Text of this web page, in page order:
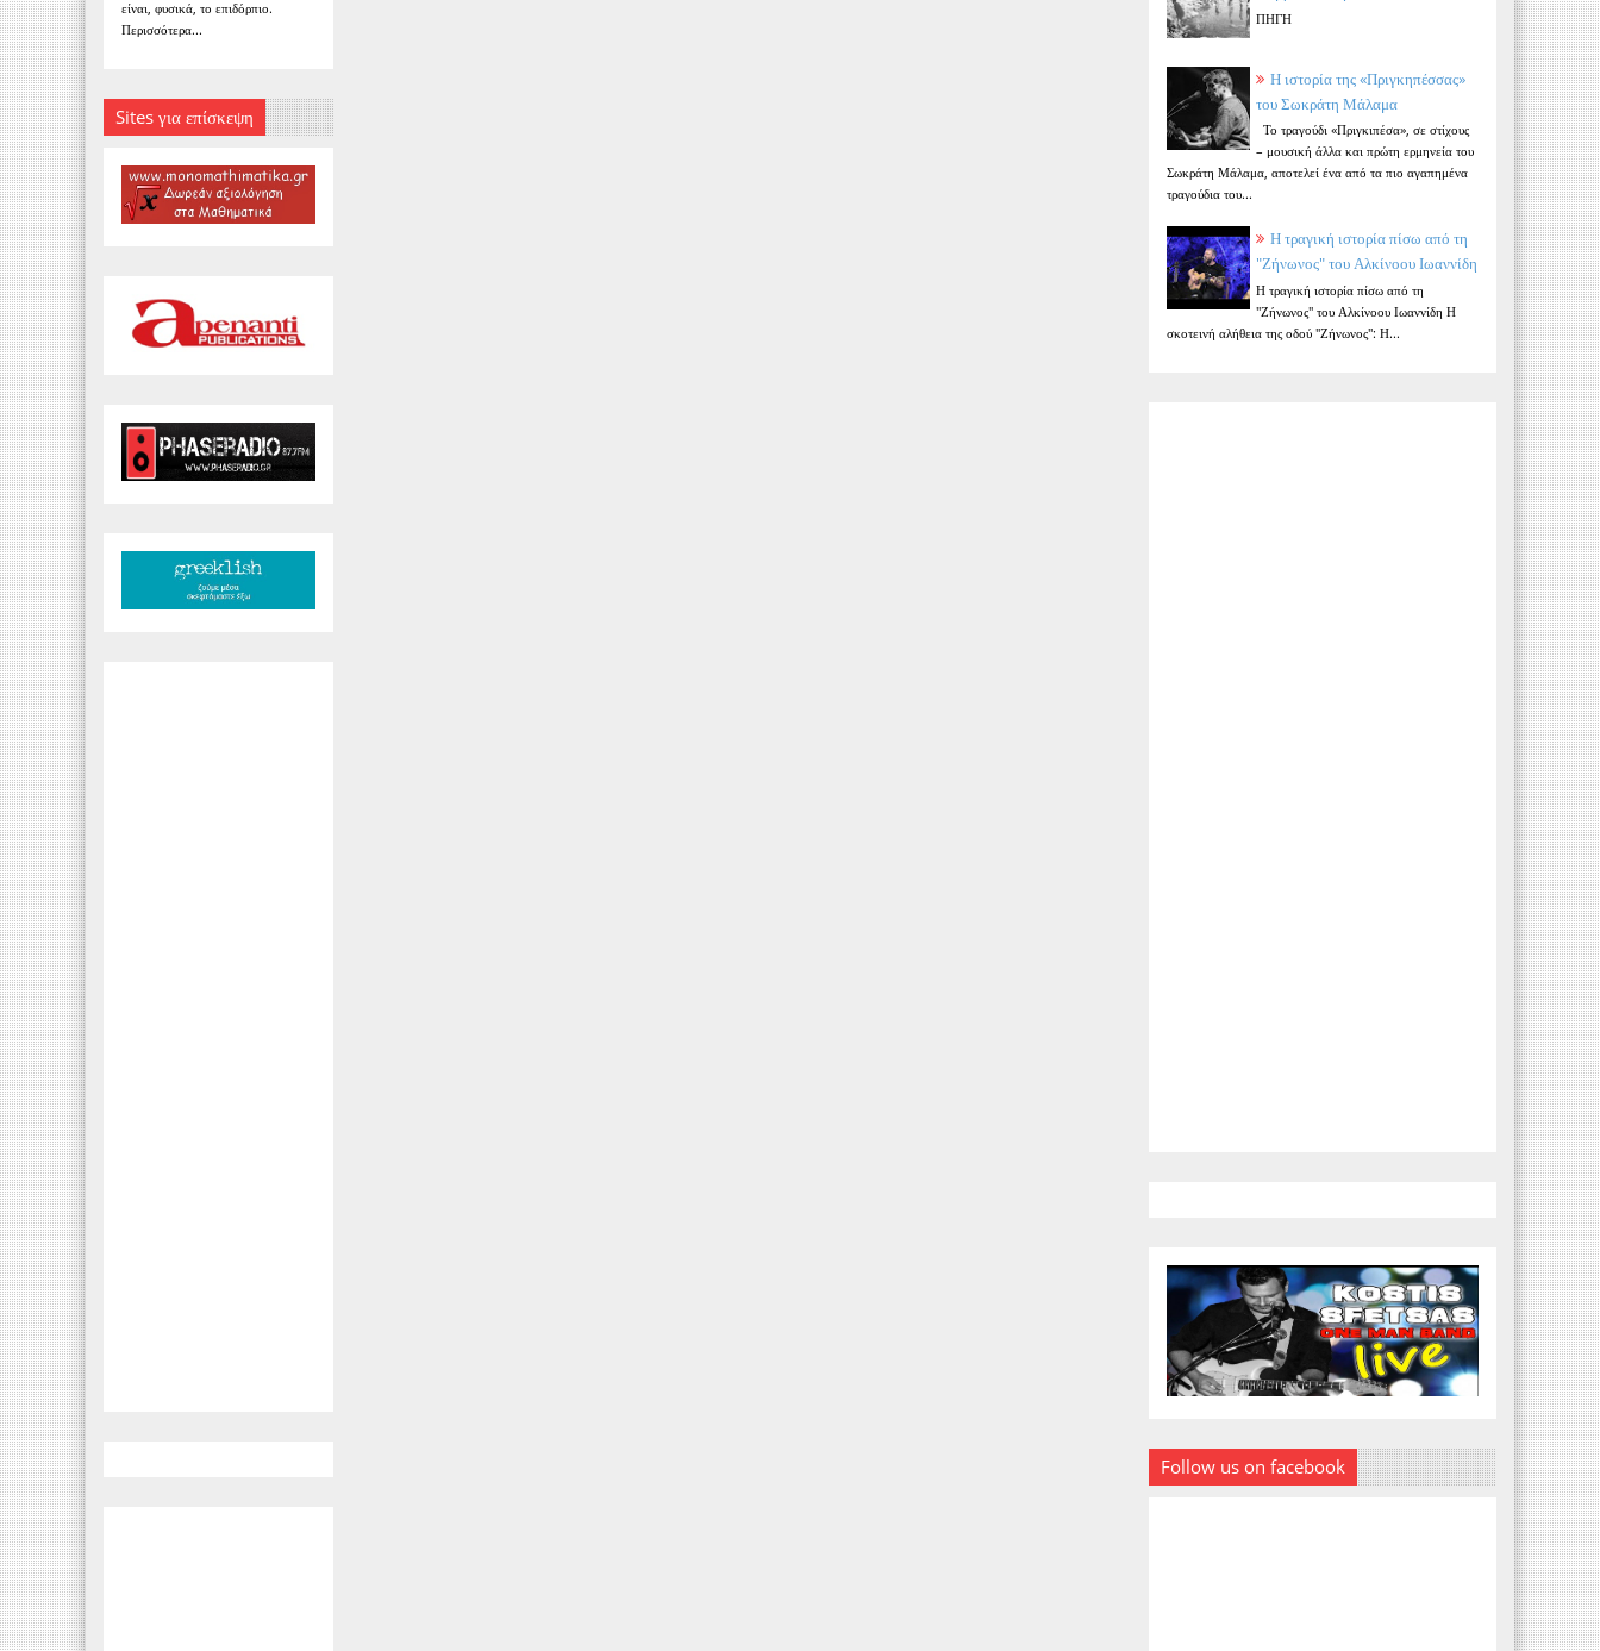
είναι, φυσικά, το επιδόρπιο.
Περισσότερα...
Sites για επίσκεψη
ΠΗΓΗ
Η ιστορία της «Πριγκηπέσσας»
του Σωκράτη Μάλαμα
Το τραγούδι «Πριγκιπέσα», σε στίχους
– μουσική άλλα και πρώτη ερμηνεία του
Σωκράτη Μάλαμα, αποτελεί ένα από τα πιο αγαπημένα
τραγούδια του...
Η τραγική ιστορία πίσω από τη
"Ζήνωνος" του Αλκίνοου Ιωαννίδη
Η τραγική ιστορία πίσω από τη
"Ζήνωνος" του Αλκίνοου Ιωαννίδη Η
σκοτεινή αλήθεια της οδού "Ζήνωνος": Η...
Follow us on facebook